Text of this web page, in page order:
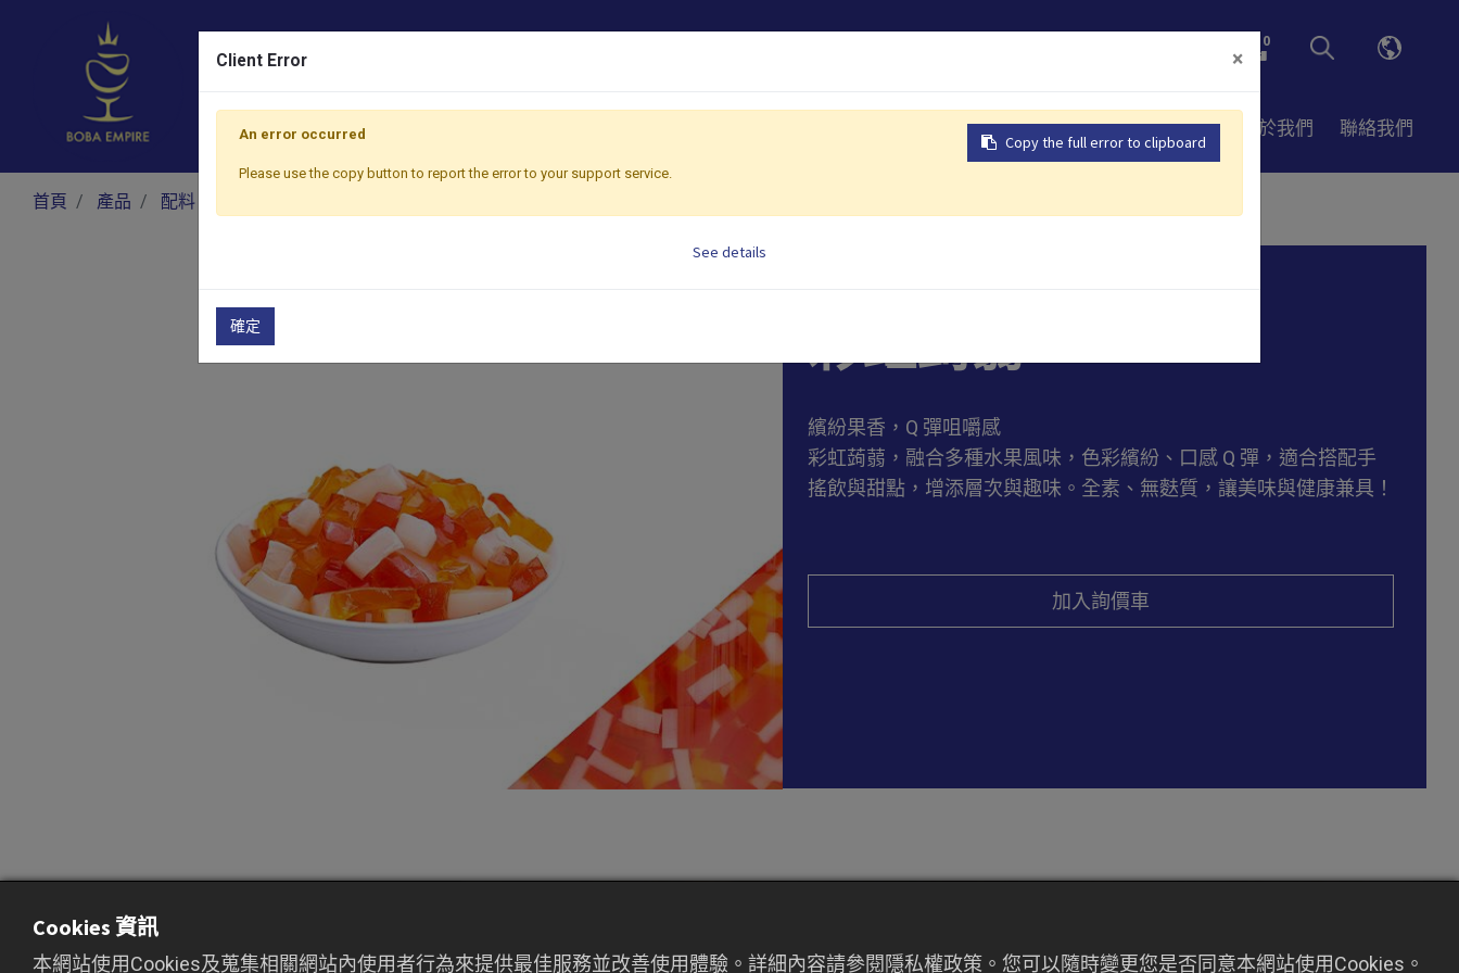
開店諮詢 市場版圖 資源 關於我們 聯絡我們
0
首頁 產品 配料
彩虹蒟蒻
繽紛果香，Q 彈咀嚼感
彩虹蒟蒻，融合多種水果風味，色彩繽紛、口感 Q 彈，適合搭配手
搖飲與甜點，增添層次與趣味。全素、無麩質，讓美味與健康兼具！
加入詢價車
Cookies 資訊
本網站使用Cookies及蒐集相關網站內使用者行為來提供最佳服務並改善使用體驗。詳細內容請參閱隱私權政策。您可以隨時變更您是否同意本網站使用Cookies。
Client Error ×
Copy the full error to clipboard
An error occurred
Please use the copy button to report the error to your support service.
See details
確定